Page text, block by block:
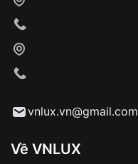
Từ khóa SEO:
vnlux.vn@gmail.com
Về VNLUX